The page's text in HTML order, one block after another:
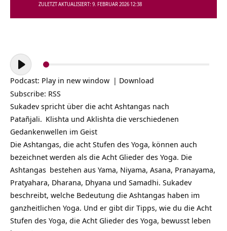
ZULETZT AKTUALISIERT: 9. FEBRUAR 2026 12:38
Audio-
Player
Podcast: Play in new window | Download
Subscribe: RSS
Sukadev spricht über die acht Ashtangas nach
Patañjali. Klishta und Aklishta die verschiedenen
Gedankenwellen im Geist
Die Ashtangas, die acht Stufen des Yoga, können auch
bezeichnet werden als die Acht Glieder des Yoga. Die
Ashtangas bestehen aus Yama, Niyama, Asana, Pranayama,
Pratyahara, Dharana, Dhyana und Samadhi. Sukadev
beschreibt, welche Bedeutung die Ashtangas haben im
ganzheitlichen Yoga. Und er gibt dir Tipps, wie du die Acht
Stufen des Yoga, die Acht Glieder des Yoga, bewusst leben